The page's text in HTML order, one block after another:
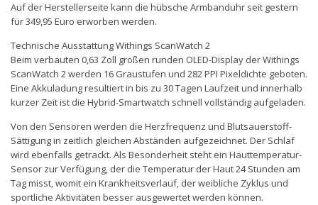
Auf der Herstellerseite kann die hübsche Armbanduhr seit gestern
für 349,95 Euro erworben werden.
Technische Ausstattung Withings ScanWatch 2
Beim verbauten 0,63 Zoll großen runden OLED-Display der Withings
ScanWatch 2 werden 16 Graustufen und 282 PPI Pixeldichte geboten.
Eine Akkuladung resultiert in bis zu 30 Tagen Laufzeit und innerhalb
kurzer Zeit ist die Hybrid-Smartwatch schnell vollständig aufgeladen.
Von den Sensoren werden die Herzfrequenz und Blutsauerstoff-
Sättigung in zeitlich gleichen Abständen aufgezeichnet. Der Schlaf
wird ebenfalls getrackt. Als Besonderheit steht ein Hauttemperatur-
Sensor zur Verfügung, der die Temperatur der Haut 24 Stunden am
Tag misst, womit ein Krankheitsverlauf, der weibliche Zyklus und
sportliche Aktivitäten besser ausgewertet werden können.